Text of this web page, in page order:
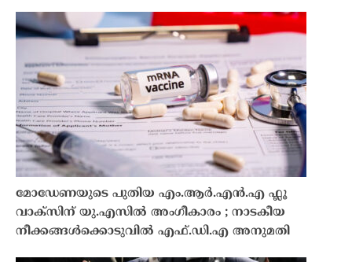
മോഡേണയുടെ പുതിയ എം.ആർ.എൻ.എ ഫ്ലൂ
വാക്സിന് യു.എസിൽ അംഗീകാരം ; നാടകീയ
നീക്കങ്ങൾക്കൊടുവിൽ എഫ്.ഡി.എ അനുമതി